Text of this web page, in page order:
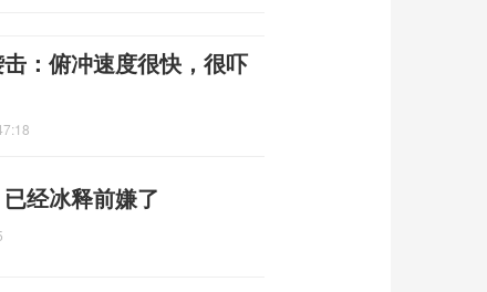
：俯冲速度很快，很吓
经冰释前嫌了